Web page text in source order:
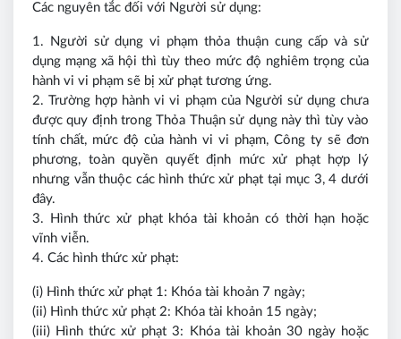
Các nguyên tắc đối với Người sử dụng:
1. Người sử dụng vi phạm thỏa thuận cung cấp và sử
dụng mạng xã hội thì tùy theo mức độ nghiêm trọng của
hành vi vi phạm sẽ bị xử phạt tương ứng.
2. Trường hợp hành vi vi phạm của Người sử dụng chưa
được quy định trong Thỏa Thuận sử dụng này thì tùy vào
tính chất, mức độ của hành vi vi phạm, Công ty sẽ đơn
phương, toàn quyền quyết định mức xử phạt hợp lý
nhưng vẫn thuộc các hình thức xử phạt tại mục 3, 4 dưới
đây.
3. Hình thức xử phạt khóa tài khoản có thời hạn hoặc
vĩnh viễn.
4. Các hình thức xử phạt:
(i) Hình thức xử phạt 1: Khóa tài khoản 7 ngày;
(ii) Hình thức xử phạt 2: Khóa tài khoản 15 ngày;
(iii) Hình thức xử phạt 3: Khóa tài khoản 30 ngày hoặc